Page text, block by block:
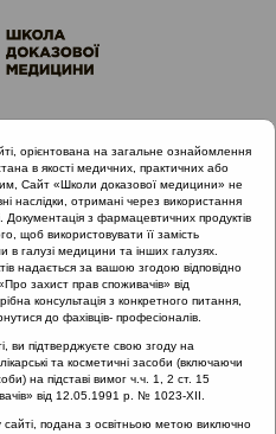
Загострення ХРС
ХРС
орієнтована на загальне ознайомлення
в якості медичних, практичних або
Сайт «Школи доказової медицини» не
наслідки, отримані через використання
Документація з фармацевтичних продуктів
щоб використовувати її замість
в галузі медицини та інших галузях.
надається за вашою згодою відповідно
захист прав споживачів» від
консультація з конкретного питання,
до фахівців- професіоналів.
ви підтверджуєте свою згоду на
та косметичні засоби (включаючи
на підставі вимог ч.ч. 1, 2 ст. 15
від 12.05.1991 р. № 1023-XII.
сайті, подана з освітньою метою виключно